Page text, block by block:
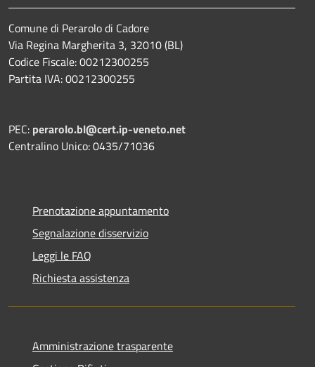
Comune di Perarolo di Cadore
Via Regina Margherita 3, 32010 (BL)
Codice Fiscale: 00212300255
Partita IVA: 00212300255
PEC: perarolo.bl@cert.ip-veneto.net
Centralino Unico: 0435/71036
Prenotazione appuntamento
Segnalazione disservizio
Leggi le FAQ
Richiesta assistenza
Amministrazione trasparente